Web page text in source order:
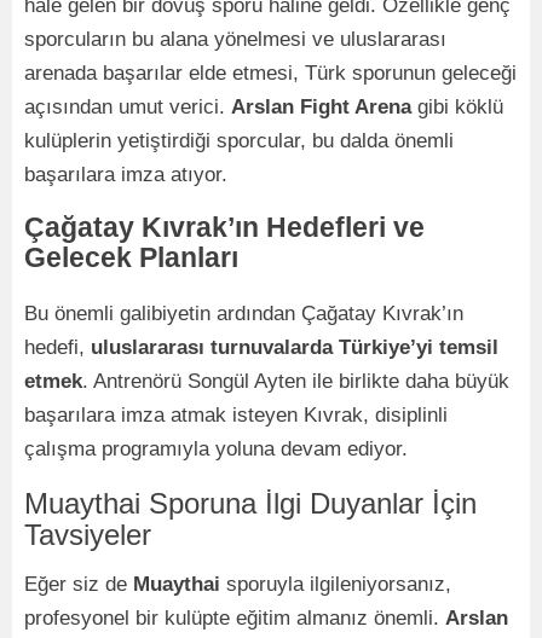
hale gelen bir dövüş sporu haline geldi. Özellikle genç
sporcuların bu alana yönelmesi ve uluslararası
arenada başarılar elde etmesi, Türk sporunun geleceği
açısından umut verici. Arslan Fight Arenagibi köklü
kulüplerin yetiştirdiği sporcular, bu dalda önemli
başarılara imza atıyor.
Çağatay Kıvrak’ın Hedefleri ve
Gelecek Planları
Bu önemli galibiyetin ardından Çağatay Kıvrak’ın
hedefi, uluslararası turnuvalarda Türkiye’yi temsil
etmek. Antrenörü Songül Ayten ile birlikte daha büyük
başarılara imza atmak isteyen Kıvrak, disiplinli
çalışma programıyla yoluna devam ediyor.
Muaythai Sporuna İlgi Duyanlar İçin
Tavsiyeler
Eğer siz de Muaythai sporuyla ilgileniyorsanız,
profesyonel bir kulüpte eğitim almanız önemli. Arslan